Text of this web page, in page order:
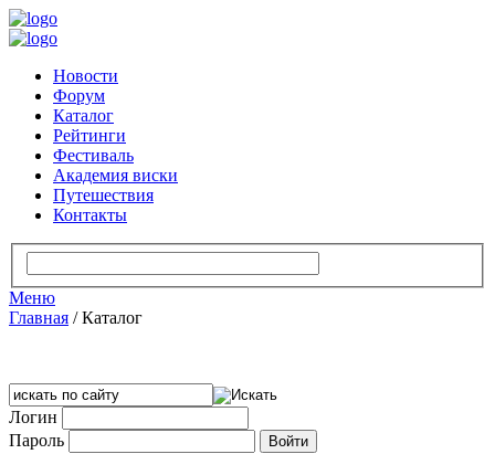
Новости
Форум
Каталог
Рейтинги
Фестиваль
Академия виски
Путешествия
Контакты
Меню
Главная /Каталог
Логин
Пароль